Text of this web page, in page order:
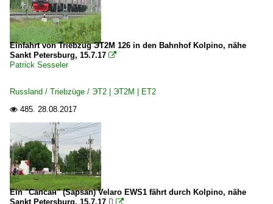
Einfahrt von Triebzug ЭТ2M 126 in den Bahnhof Kolpino, nähe
Sankt Petersburg, 15.7.17 
Patrick Sesseler
Russland / Triebzüge / ЭТ2 | ЭТ2M | ET2
 485. 28.08.2017
Ein "Сапсан" (Sapsan) Velaro EWS1 fährt durch Kolpino, nähe
Sankt Petersburg, 15.7.17  